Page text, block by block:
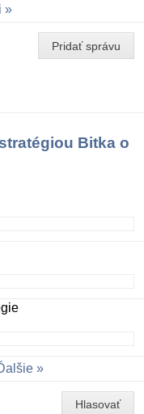
Pridať správu
Bitka o
Hlasovať